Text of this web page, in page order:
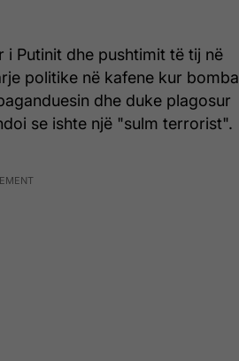
i Putinit dhe pushtimit të tij në
politike në kafene kur bomba
dhe duke plagosur
se ishte një "sulm terrorist".